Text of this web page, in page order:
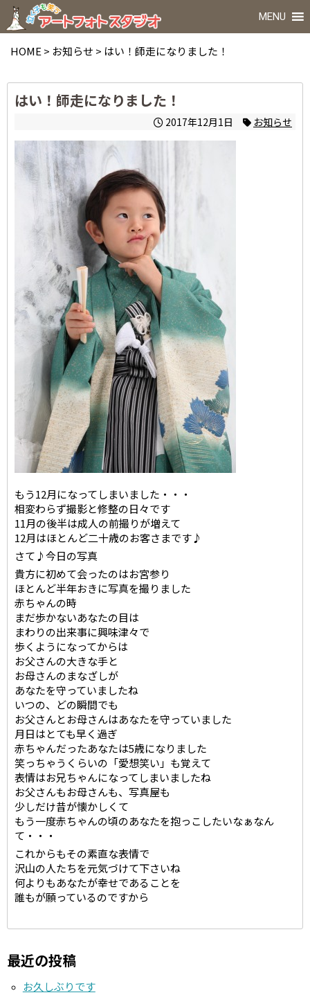
MENU
HOME > お知らせ > はい！師走になりました！
はい！師走になりました！
2017年12月1日 お知らせ
もう12月になってしまいました・・・
相変わらず撮影と修整の日々です
11月の後半は成人の前撮りが増えて
12月はほとんど二十歳のお客さまです♪
さて♪今日の写真
貴方に初めて会ったのはお宮参り
ほとんど半年おきに写真を撮りました
赤ちゃんの時
まだ歩かないあなたの目は
まわりの出来事に興味津々で
歩くようになってからは
お父さんの大きな手と
お母さんのまなざしが
あなたを守っていましたね
いつの、どの瞬間でも
お父さんとお母さんはあなたを守っていました
月日はとても早く過ぎ
赤ちゃんだったあなたは5歳になりました
笑っちゃうくらいの「愛想笑い」も覚えて
表情はお兄ちゃんになってしまいましたね
お父さんもお母さんも、写真屋も
少しだけ昔が懐かしくて
もう一度赤ちゃんの頃のあなたを抱っこしたいなぁなん
て・・・
これからもその素直な表情で
沢山の人たちを元気づけて下さいね
何よりもあなたが幸せであることを
誰もが願っているのですから
最近の投稿
お久しぶりです